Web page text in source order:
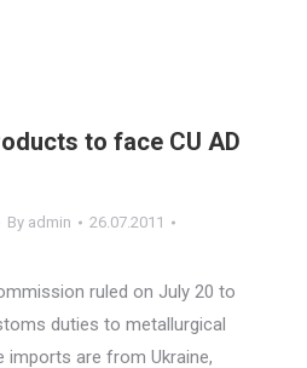
to face CU AD
By admin
26.07.2011
ruled on July 20 to
duties to metallurgical
are from Ukraine,